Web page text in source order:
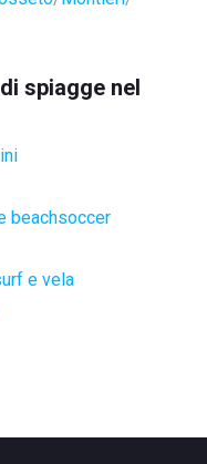
spiagge nel
beachsoccer
e vela